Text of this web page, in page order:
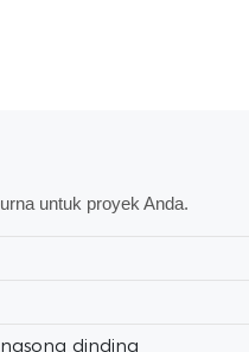
untuk proyek Anda.
dinding